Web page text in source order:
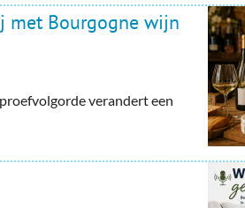
met Bourgogne wijn
verandert een